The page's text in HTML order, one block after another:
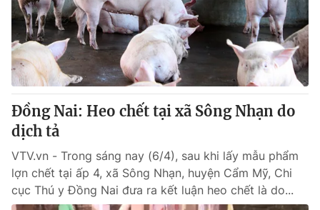
Đồng Nai: Heo chết tại xã Sông Nhạn do
dịch tả
VTV.vn - Trong sáng nay (6/4), sau khi lấy mẫu phẩm
lợn chết tại ấp 4, xã Sông Nhạn, huyện Cẩm Mỹ, Chi
cục Thú y Đồng Nai đưa ra kết luận heo chết là do...